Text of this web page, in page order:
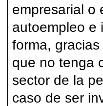
empresarial o
autoempleo e
forma,
que no tenga
sector de la
caso de ser